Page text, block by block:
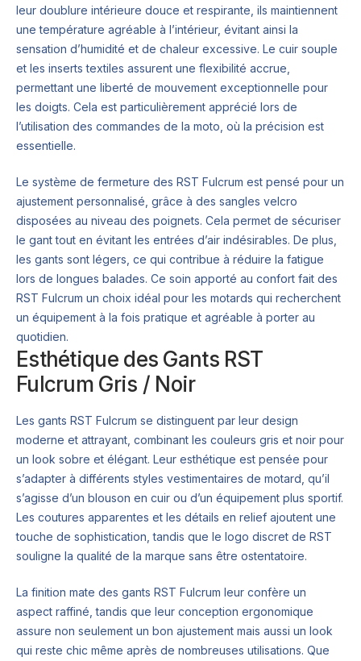
leur doublure intérieure douce et respirante, ils maintiennent
une température agréable à l’intérieur, évitant ainsi la
sensation d’humidité et de chaleur excessive. Le cuir souple
et les inserts textiles assurent une flexibilité accrue,
permettant une liberté de mouvement exceptionnelle pour
les doigts. Cela est particulièrement apprécié lors de
l’utilisation des commandes de la moto, où la précision est
essentielle.
Le système de fermeture des RST Fulcrum est pensé pour un
ajustement personnalisé, grâce à des sangles velcro
disposées au niveau des poignets. Cela permet de sécuriser
le gant tout en évitant les entrées d’air indésirables. De plus,
les gants sont légers, ce qui contribue à réduire la fatigue
lors de longues balades. Ce soin apporté au confort fait des
RST Fulcrum un choix idéal pour les motards qui recherchent
un équipement à la fois pratique et agréable à porter au
quotidien.
Esthétique des Gants RST
Fulcrum Gris / Noir
Les gants RST Fulcrum se distinguent par leur design
moderne et attrayant, combinant les couleurs gris et noir pour
un look sobre et élégant. Leur esthétique est pensée pour
s’adapter à différents styles vestimentaires de motard, qu’il
s’agisse d’un blouson en cuir ou d’un équipement plus sportif.
Les coutures apparentes et les détails en relief ajoutent une
touche de sophistication, tandis que le logo discret de RST
souligne la qualité de la marque sans être ostentatoire.
La finition mate des gants RST Fulcrum leur confère un
aspect raffiné, tandis que leur conception ergonomique
assure non seulement un bon ajustement mais aussi un look
qui reste chic même après de nombreuses utilisations. Que